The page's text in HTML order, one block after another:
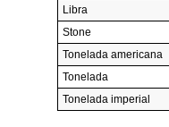
Libra
Stone
Tonelada americana
Tonelada
Tonelada imperial